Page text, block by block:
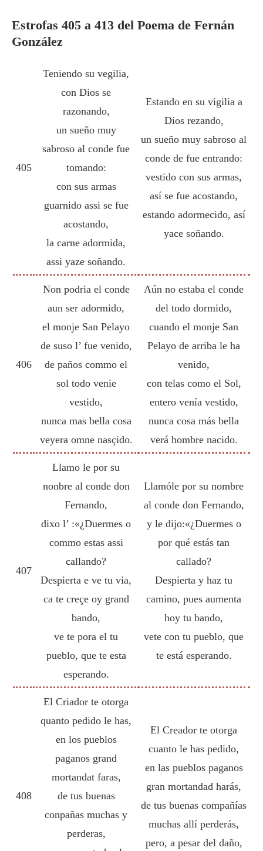
Estrofas 405 a 413 del Poema de Fernán
González
405
Teniendo su vegilia,
con Dios se
razonando,
un sueño muy
sabroso al conde fue
tomando:
con sus armas
guarnido assi se fue
acostando,
la carne adormida,
assi yaze soñando.
Estando en su vigilia a
Dios rezando,
un sueño muy sabroso al
conde de fue entrando:
vestido con sus armas,
así se fue acostando,
estando adormecido, así
yace soñando.
406
Non podria el conde
aun ser adormido,
el monje San Pelayo
de suso l’ fue venido,
de paños commo el
sol todo venie
vestido,
nunca mas bella cosa
veyera omne nasçido.
Aún no estaba el conde
del todo dormido,
cuando el monje San
Pelayo de arriba le ha
venido,
con telas como el Sol,
entero venía vestido,
nunca cosa más bella
verá hombre nacido.
407
Llamo le por su
nonbre al conde don
Fernando,
dixo l’ :«¿Duermes o
commo estas assi
callando?
Despierta e ve tu via,
ca te creçe oy grand
bando,
ve te pora el tu
pueblo, que te esta
esperando.
Llamóle por su nombre
al conde don Fernando,
y le dijo:«¿Duermes o
por qué estás tan
callado?
Despierta y haz tu
camino, pues aumenta
hoy tu bando,
vete con tu pueblo, que
te está esperando.
408
El Criador te otorga
quanto pedido le has,
en los pueblos
paganos grand
mortandat faras,
de tus buenas
conpañas muchas y
perderas,
El Creador te otorga
cuanto le has pedido,
en las pueblos paganos
gran mortandad harás,
de tus buenas compañías
muchas allí perderás,
pero, a pesar del daño,